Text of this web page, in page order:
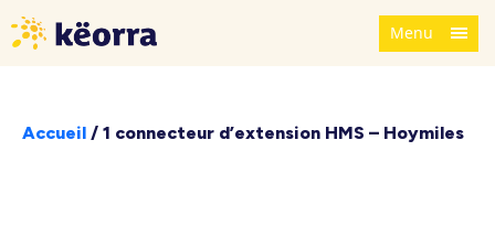
Menu
Accueil / 1 connecteur d’extension HMS – Hoymiles